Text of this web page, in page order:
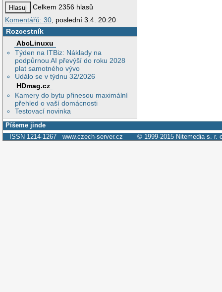
Celkem 2356 hlasů
Komentářů: 30 , poslední 3.4. 20:20
Rozcestník
AbcLinuxu
Týden na ITBiz: Náklady na
podpůrnou AI převýší do roku 2028
plat samotného vývo
Událo se v týdnu 32/2026
HDmag.cz
Kamery do bytu přinesou maximální
přehled o vaší domácnosti
Testovací novinka
Píšeme jinde
ISSN 1214-1267 www.czech-server.cz © 1999-2015 Nitemedia s. r.